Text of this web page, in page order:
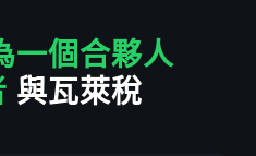
一個合夥人
與瓦萊稅